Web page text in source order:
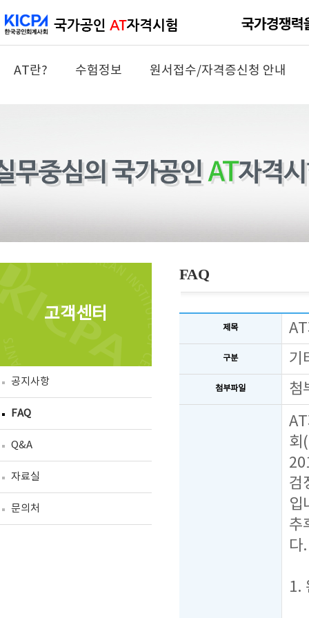
AT란? 수험정보 원서접수/자격증신청 안내
고객센터
공지사항
FAQ
Q&A
자료실
문의처
FAQ
제목
구분 기
첨부파일 첨
회
검
입
추
다.
1.